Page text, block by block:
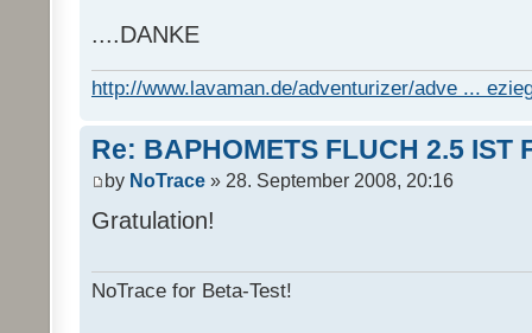
....DANKE
http://www.lavaman.de/adventurizer/adve ...
Re: BAPHOMETS FLUCH 2.5 IST
by NoTrace » 28. September 2008, 20:16
Gratulation!
NoTrace for Beta-Test!